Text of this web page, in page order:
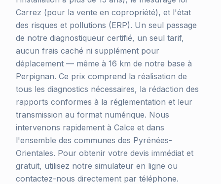
Carrez (pour la vente en copropriété), et l'état
des risques et pollutions (ERP). Un seul passage
de notre diagnostiqueur certifié, un seul tarif,
aucun frais caché ni supplément pour
déplacement — même à 16 km de notre base à
Perpignan. Ce prix comprend la réalisation de
tous les diagnostics nécessaires, la rédaction des
rapports conformes à la réglementation et leur
transmission au format numérique. Nous
intervenons rapidement à Calce et dans
l'ensemble des communes des Pyrénées-
Orientales. Pour obtenir votre devis immédiat et
gratuit, utilisez notre simulateur en ligne ou
contactez-nous directement par téléphone.